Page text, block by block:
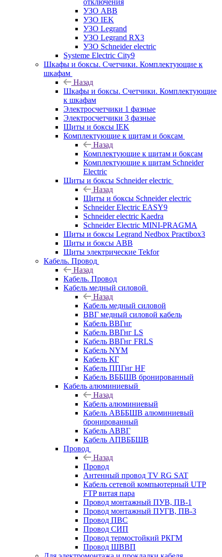
УЗО ABB
УЗО IEK
УЗО Legrand
УЗО Legrand RX3
УЗО Schneider electric
Systeme Electric City9
Шкафы и боксы. Счетчики. Комплектующие к
шкафам
Назад
Шкафы и боксы. Счетчики. Комплектующие
к шкафам
Электросчетчики 1 фазные
Электросчетчики 3 фазные
Щиты и боксы IEK
Комплектующие к щитам и боксам
Назад
Комплектующие к щитам и боксам
Комплектующие к щитам Schneider
Electric
Щиты и боксы Schneider electric
Назад
Щиты и боксы Schneider electric
Schneider Electric EASY9
Schneider electric Kaedra
Schneider Electric MINI-PRAGMA
Щиты и боксы Legrand Nedbox Practibox3
Щиты и боксы ABB
Щиты электрические Tekfor
Кабель. Провод
Назад
Кабель. Провод
Кабель медный силовой
Назад
Кабель медный силовой
ВВГ медный силовой кабель
Кабель ВВГнг
Кабель ВВГнг LS
Кабель ВВГнг FRLS
Кабель NYM
Кабель КГ
Кабель ППГнг HF
Кабель ВББШВ бронированный
Кабель алюминиевый
Назад
Кабель алюминиевый
Кабель АВББШВ алюминиевый
бронированный
Кабель АВВГ
Кабель АПВББШВ
Провод
Назад
Провод
Антенный провод TV RG SAT
Кабель сетевой компьютерный UTP
FTP витая пара
Провод монтажный ПУВ, ПВ-1
Провод монтажный ПУГВ, ПВ-3
Провод ПВС
Провод СИП
Провод термостойкий РКГМ
Провод ШВВП